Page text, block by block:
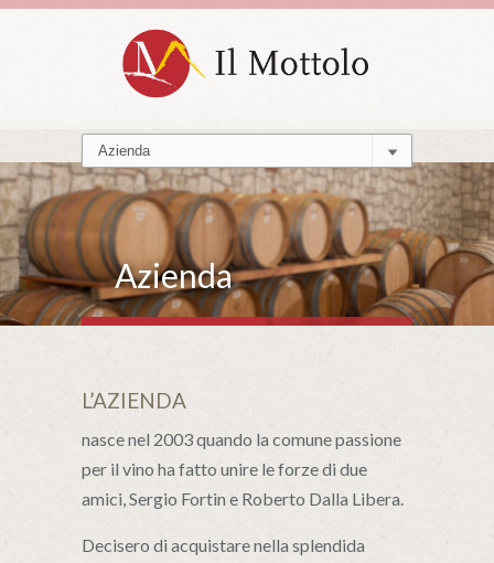
Azienda
L’AZIENDA
nasce nel 2003 quando la comune passione
per il vino ha fatto unire le forze di due
amici, Sergio Fortin e Roberto Dalla Libera.
Decisero di acquistare nella splendida